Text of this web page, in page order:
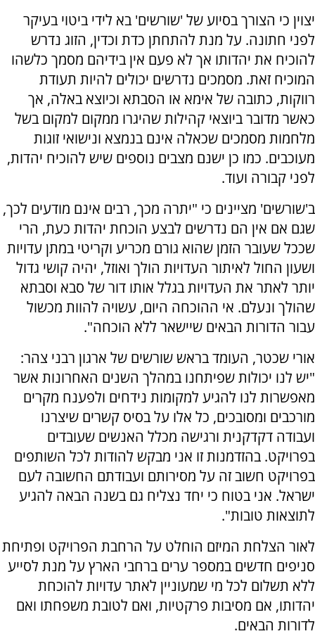
יצוין כי הצורך בסיוע של 'שורשים' בא לידי ביטוי בעיקר
לפני חתונה. על מנת להתחתן כדת וכדין, הזוג נדרש
להוכיח את יהדותו אך לא פעם אין בידיהם מסמך כלשהו
המוכיח זאת. מסמכים נדרשים יכולים להיות תעודת
רווקות, כתובה של אימא או הסבתא וכיוצא באלה, אך
כאשר מדובר ביוצאי קהילות שהיגרו ממקום למקום בשל
מלחמות מסמכים שכאלה אינם בנמצא ונישואי זוגות
מעוכבים. כמו כן ישנם מצבים נוספים שיש להוכיח יהדות,
לפני קבורה ועוד.
ב'שורשים' מציינים כי "יתרה מכך, רבים אינם מודעים לכך,
שגם אם אין הם נדרשים לבצע הוכחת יהדות כעת, הרי
שככל שעובר הזמן שהוא גורם מכריע וקריטי במתן עדויות
ושעון החול לאיתור העדויות הולך ואוזל, יהיה קושי גדול
יותר לאתר את העדויות בגלל אותו דור של סבא וסבתא
שהולך ונעלם. אי ההוכחה היום, עשויה להוות מכשול
עבור הדורות הבאים שיישאר ללא הוכחה".
אורי שכטר, העומד בראש שורשים של ארגון רבני צהר:
"יש לנו יכולות שפיתחנו במהלך השנים האחרונות אשר
מאפשרות לנו להגיע למקומות נידחים ולפענח מקרים
מורכבים ומסובכים, כל אלו על בסיס קשרים שיצרנו
ועבודה דקדקנית ורגישה מכלל האנשים שעובדים
בפרויקט. בהזדמנות זו אני מבקש להודות לכל השותפים
בפרויקט חשוב זה על מסירותם ועבודתם החשובה לעם
ישראל. אני בטוח כי יחד נצליח גם בשנה הבאה להגיע
לתוצאות טובות".
לאור הצלחת המיזם הוחלט על הרחבת הפרויקט ופתיחת
סניפים חדשים במספר ערים ברחבי הארץ על מנת לסייע
ללא תשלום לכל מי שמעוניין לאתר עדויות להוכחת
יהדותו, אם מסיבות פרקטיות, ואם לטובת משפחתו ואם
לדורות הבאים.